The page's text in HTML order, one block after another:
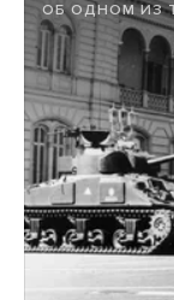
ОБ ОДНОМ ИЗ